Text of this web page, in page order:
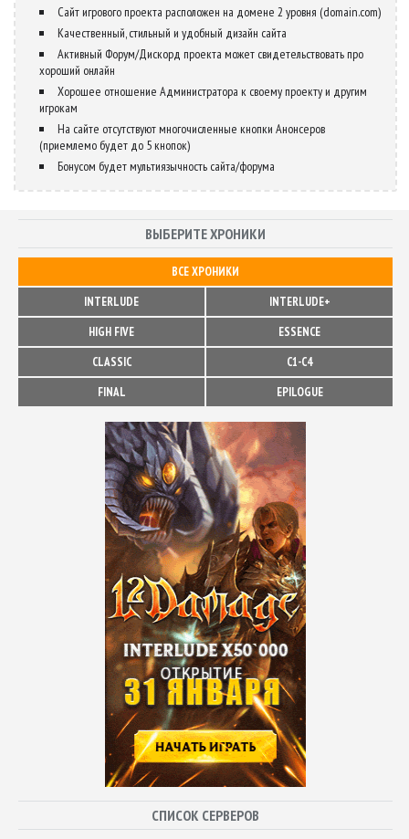
Сайт игрового проекта расположен на домене 2 уровня (domain.com)
Качественный, стильный и удобный дизайн сайта
Активный Форум/Дискорд проекта может свидетельствовать про
хороший онлайн
Хорошее отношение Администратора к своему проекту и другим
игрокам
На сайте отсутствуют многочисленные кнопки Анонсеров
(приемлемо будет до 5 кнопок)
Бонусом будет мультиязычность сайта/форума
ВЫБЕРИТЕ ХРОНИКИ
ВСЕ ХРОНИКИ
INTERLUDE
INTERLUDE+
HIGH FIVE
ESSENCE
CLASSIC
C1-C4
FINAL
EPILOGUE
СПИСОК СЕРВЕРОВ